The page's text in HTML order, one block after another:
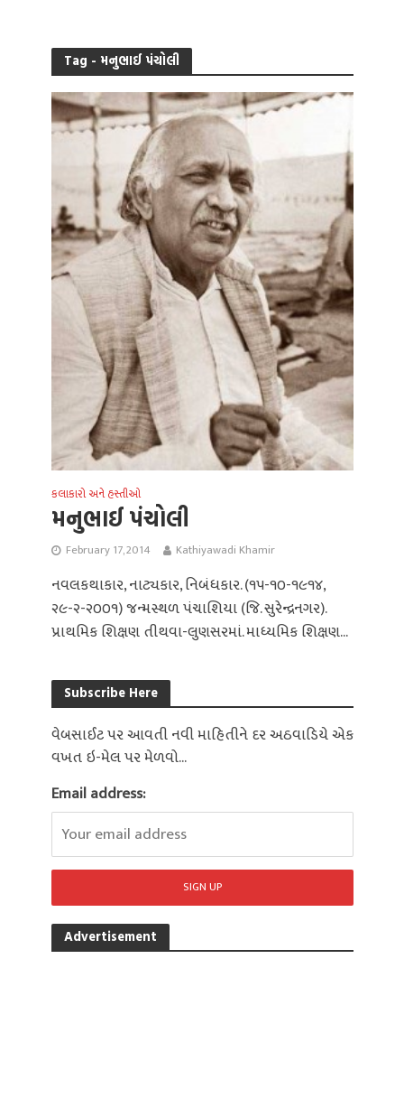
Tag - મનુભાઈ પંચોલી
કલાકારો અને હસ્તીઓ
મનુભાઈ પંચોલી
February 17, 2014 Kathiyawadi Khamir
નવલકથાકાર, નાટ્યકાર, નિબંધકાર. (૧૫-૧૦-૧૯૧૪,
૨૯-૨-૨૦૦૧) જન્મસ્થળ પંચાશિયા (જિ. સુરેન્દ્રનગર).
પ્રાથમિક શિક્ષણ તીથવા-લુણસરમાં. માધ્યમિક શિક્ષણ...
Subscribe Here
વેબસાઈટ પર આવતી નવી માહિતીને દર અઠવાડિયે એક
વખત ઇ-મેલ પર મેળવો...
Email address:
Advertisement